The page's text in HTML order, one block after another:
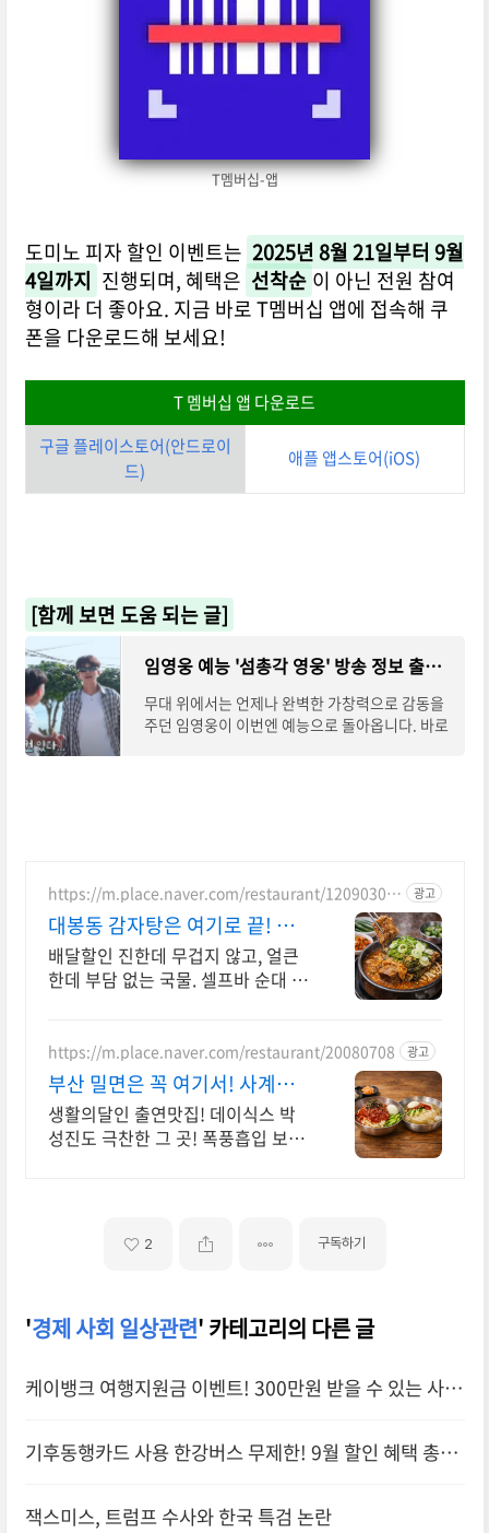
T멤버십-앱
도미노 피자 할인 이벤트는 2025년 8월 21일부터 9월
4일까지 진행되며, 혜택은 선착순 이 아닌 전원 참여
형이라 더 좋아요. 지금 바로 T멤버십 앱에 접속해 쿠
폰을 다운로드해 보세요!
T 멤버십 앱 다운로드
구글 플레이스토어(안드로이
드)
애플 앱스토어(iOS)
[함께 보면 도움 되는 글]
임영웅 예능 '섬총각 영웅' 방송 정보 출연진 총정리
무대 위에서는 언제나 완벽한 가창력으로 감동을
주던 임영웅이 이번엔 예능으로 돌아옵니다. 바로
https://m.place.naver.com/restaurant/12090308
97
광고
대봉동 감자탕은 여기로 끝! 국
물부터 다른 감자탕맛집
배달할인 진한데 무겁지 않고, 얼큰
한데 부담 없는 국물. 셀프바 순대 무
료까지
https://m.place.naver.com/restaurant/20080708 광고
부산 밀면은 꼭 여기서! 사계절
단골이 많은 밀면맛집
생활의달인 출연맛집! 데이식스 박
성진도 극찬한 그 곳! 폭풍흡입 보장
2 구독하기
'경제 사회 일상관련' 카테고리의 다른 글
케이뱅크 여행지원금 이벤트! 300만원 받을 수 있는 사장
기후동행카드 사용 한강버스 무제한! 9월 할인 혜택 총정
잭스미스, 트럼프 수사와 한국 특검 논란